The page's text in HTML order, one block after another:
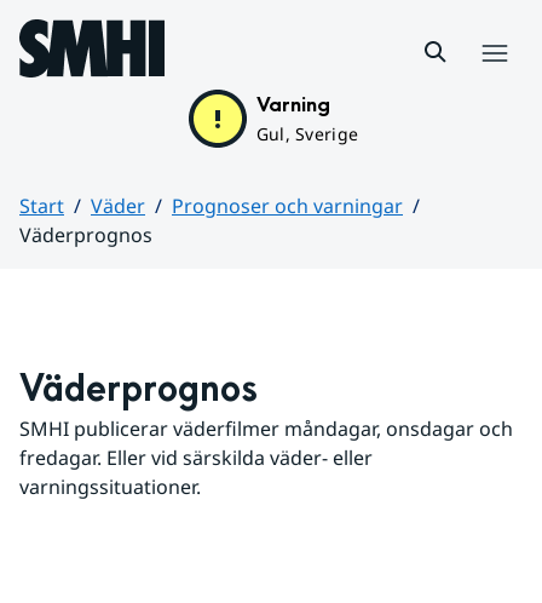
Hoppa till sidans innehåll
Varning
Gul, Sverige
Start Väder
Prognoser och varningar
Väderprognos
Väderprognos
SMHI publicerar väderfilmer måndagar, onsdagar och
fredagar. Eller vid särskilda väder- eller
varningssituationer.